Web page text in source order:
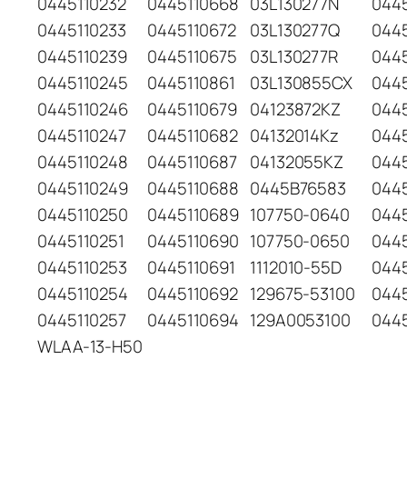
0445110233
0445110672 03L130277Q
0445110239
0445110675 03L130277R
0445110245
0445110861 03L130855CX
0445110246
0445110679 04123872KZ
0445110247
0445110682 04132014Kz
0445110248
0445110687 04132055KZ
0445110249
0445110688 0445B76583
0445110250
0445110689 107750-0640
0445110251
0445110690 107750-0650
0445110253
0445110691 1112010-55D
0445110254
0445110692 129675-53100
0445110257
0445110694 129A0053100
WLAA-13-H50